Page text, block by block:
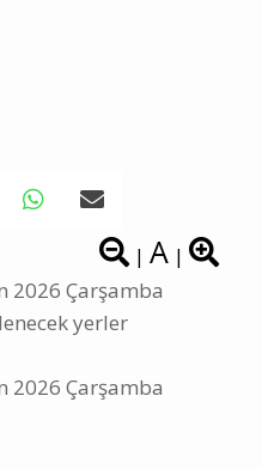
| A |
2026 Çarşamba
yerler
2026 Çarşamba